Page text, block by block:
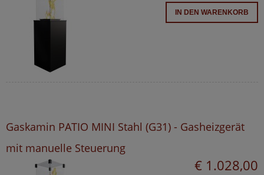
IN DEN WARENKORB
Gaskamin PATIO MINI Stahl (G31) - Gasheizgerät
mit manuelle Steuerung
€ 1.028,00